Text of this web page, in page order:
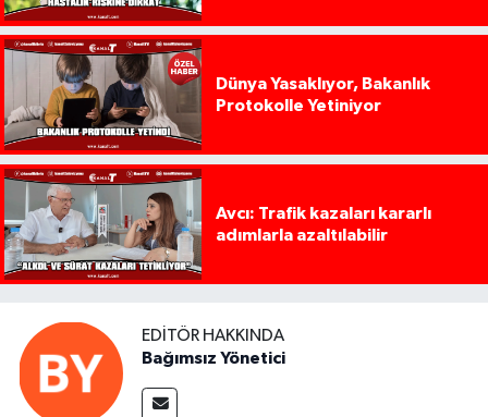
Dünya Yasaklıyor, Bakanlık
Protokolle Yetiniyor
Avcı: Trafik kazaları kararlı
adımlarla azaltılabilir
EDITÖR HAKKINDA
Bağımsız Yönetici